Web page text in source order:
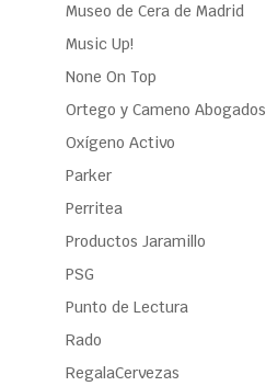
Museo de Cera de Madrid
Music Up!
None On Top
Ortego y Cameno Abogados
Oxígeno Activo
Parker
Perritea
Productos Jaramillo
PSG
Punto de Lectura
Rado
RegalaCervezas